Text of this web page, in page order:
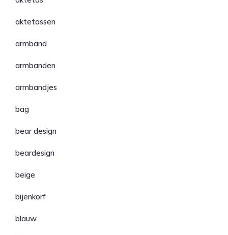
aktetassen
armband
armbanden
armbandjes
bag
bear design
beardesign
beige
bijenkorf
blauw